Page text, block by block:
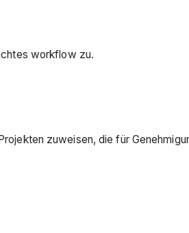
workflow zu.
zuweisen, die für